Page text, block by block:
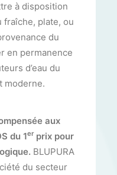
à disposition
fraîche, plate, ou
du
en permanence
d’eau du
moderne.
aux
du 1erprix pour
BLUPURA
du secteur